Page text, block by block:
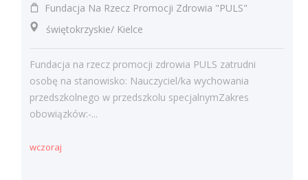
Fundacja Na Rzecz Promocji Zdrowia "PULS"
świętokrzyskie/ Kielce
Fundacja na rzecz promocji zdrowia PULS zatrudni
osobę na stanowisko: Nauczyciel/ka wychowania
przedszkolnego w przedszkolu specjalnymZakres
obowiązków:-...
wczoraj